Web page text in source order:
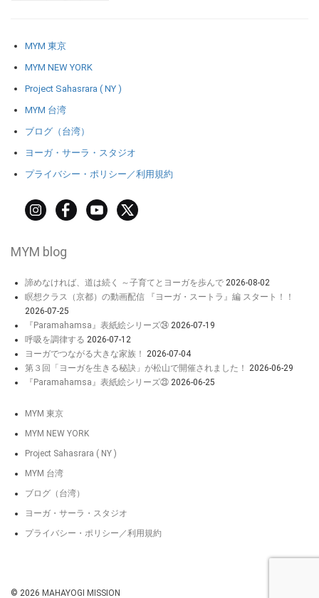
MYM 東京
MYM NEW YORK
Project Sahasrara ( NY )
MYM 台湾
ブログ（台湾）
ヨーガ・サーラ・スタジオ
プライバシー・ポリシー／利用規約
MYM blog
諦めなければ、道は続く ～子育てとヨーガを歩んで 2026-08-02
瞑想クラス（京都）の動画配信 『ヨーガ・スートラ』編 スタート！！
2026-07-25
『Paramahamsa』表紙絵シリーズ㉔ 2026-07-19
呼吸を調律する 2026-07-12
ヨーガでつながる大きな家族！
2026-07-04
第３回「ヨーガを生きる秘訣」が松山で開催されました！
2026-06-29
『Paramahamsa』表紙絵シリーズ㉓ 2026-06-25
MYM 東京
MYM NEW YORK
Project Sahasrara ( NY )
MYM 台湾
ブログ（台湾）
ヨーガ・サーラ・スタジオ
プライバシー・ポリシー／利用規約
© 2026 MAHAYOGI MISSION